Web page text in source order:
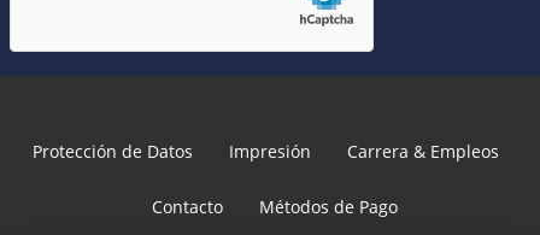
Protección de Datos Impresión Carrera & Empleos
Contacto Métodos de Pago